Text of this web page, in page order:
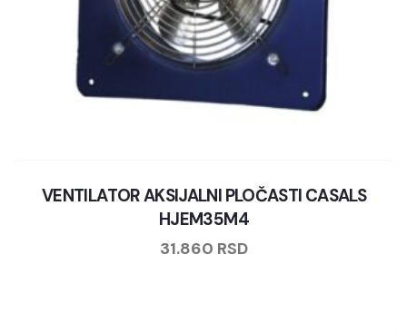
VENTILATOR AKSIJALNI PLOČASTI CASALS
HJEM35M4
31.860 RSD